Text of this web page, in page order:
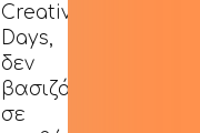
Creative
Days,
δεν
βασιζόμαστε
σε